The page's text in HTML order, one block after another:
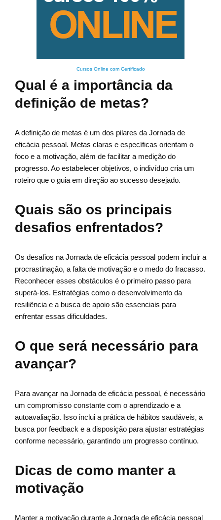
Cursos Online com Certificado
Qual é a importância da
definição de metas?
A definição de metas é um dos pilares da Jornada de
eficácia pessoal. Metas claras e específicas orientam o
foco e a motivação, além de facilitar a medição do
progresso. Ao estabelecer objetivos, o indivíduo cria um
roteiro que o guia em direção ao sucesso desejado.
Quais são os principais
desafios enfrentados?
Os desafios na Jornada de eficácia pessoal podem incluir a
procrastinação, a falta de motivação e o medo do fracasso.
Reconhecer esses obstáculos é o primeiro passo para
superá-los. Estratégias como o desenvolvimento da
resiliência e a busca de apoio são essenciais para
enfrentar essas dificuldades.
O que será necessário para
avançar?
Para avançar na Jornada de eficácia pessoal, é necessário
um compromisso constante com o aprendizado e a
autoavaliação. Isso inclui a prática de hábitos saudáveis, a
busca por feedback e a disposição para ajustar estratégias
conforme necessário, garantindo um progresso contínuo.
Dicas de como manter a
motivação
Manter a motivação durante a Jornada de eficácia pessoal